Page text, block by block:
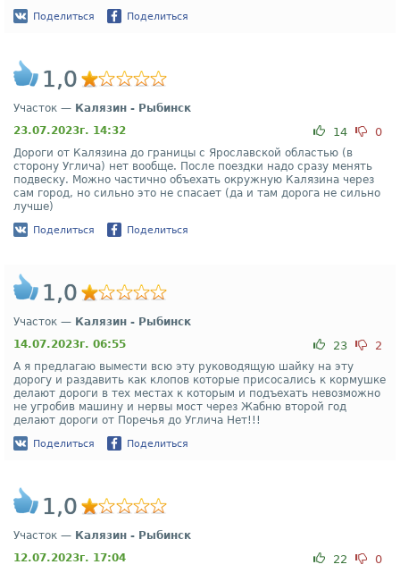
Поделиться Поделиться
1,0
Участок — Калязин - Рыбинск
23.07.2023г. 14:32
14 0
Дороги от Калязина до границы с Ярославской областью (в
сторону Углича) нет вообще. После поездки надо сразу менять
подвеску. Можно частично объехать окружную Калязина через
сам город, но сильно это не спасает (да и там дорога не сильно
лучше)
Поделиться Поделиться
1,0
Участок — Калязин - Рыбинск
14.07.2023г. 06:55
23 2
А я предлагаю вымести всю эту руководящую шайку на эту
дорогу и раздавить как клопов которые присосались к кормушке
делают дороги в тех местах к которым и подъехать невозможно
не угробив машину и нервы мост через Жабню второй год
делают дороги от Поречья до Углича Нет!!!
Поделиться Поделиться
1,0
Участок — Калязин - Рыбинск
12.07.2023г. 17:04
22 0